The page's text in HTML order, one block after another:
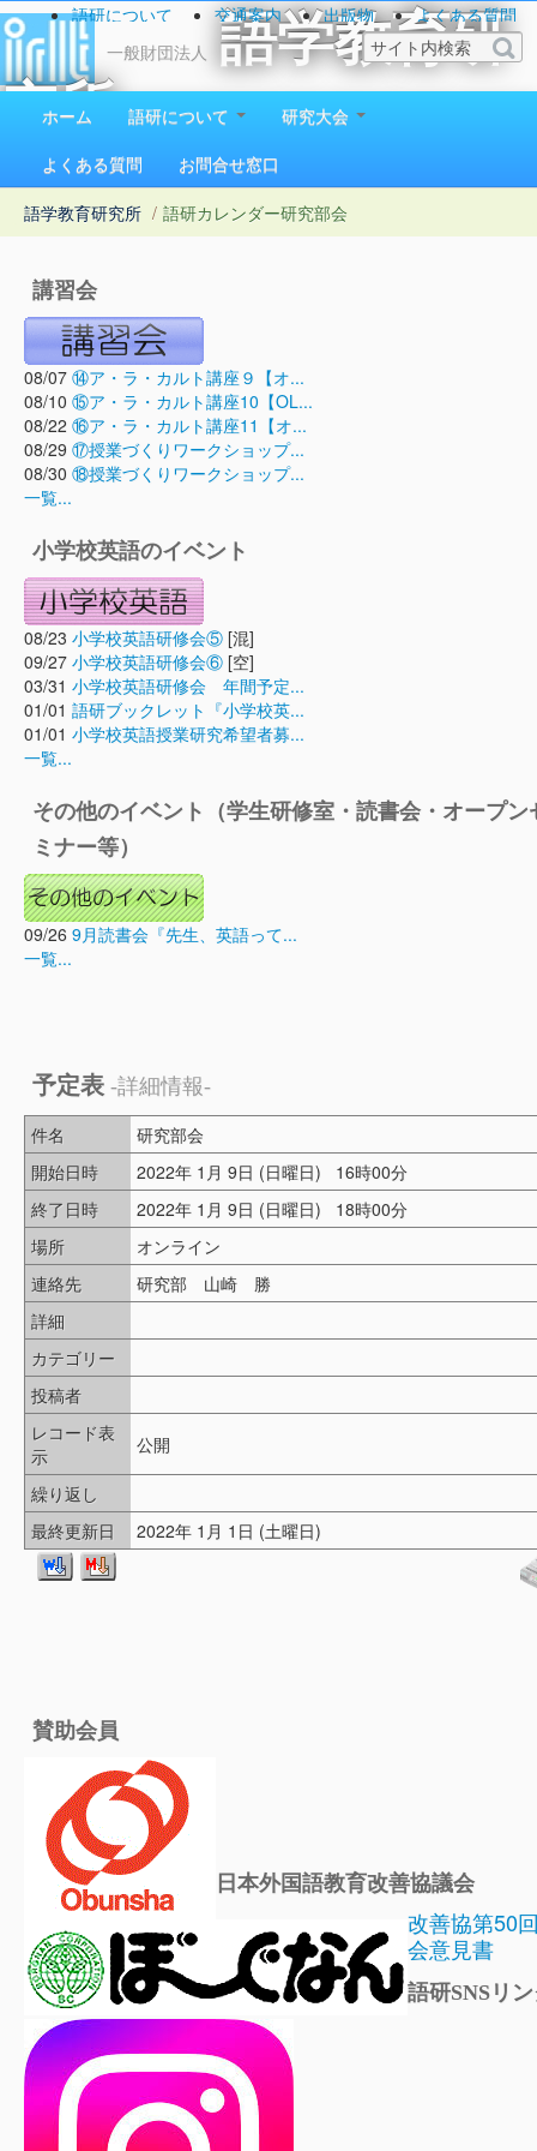
一般財団法人
語学教育研
究所
1923（大正12）年創立
語研について 交通案内 出版物
よくある質問
お問い合わせ
ホーム 語研について
研究大会
よくある質問
お問合せ窓口
語学教育研究所 / 語研カレンダー研究部会
講習会
08/07 ⑭ア・ラ・カルト講座９【オ...
08/10 ⑮ア・ラ・カルト講座10【OL...
08/22 ⑯ア・ラ・カルト講座11【オ...
08/29 ⑰授業づくりワークショップ...
08/30 ⑱授業づくりワークショップ...
一覧...
小学校英語のイベント
08/23 小学校英語研修会⑤ [混]
09/27 小学校英語研修会⑥ [空]
03/31 小学校英語研修会 年間予定...
01/01 語研ブックレット『小学校英...
01/01 小学校英語授業研究希望者募...
一覧...
その他のイベント（学生研修室・読書会・オープン
ミナー等）
09/26 9月読書会『先生、英語って...
一覧...
予定表 -詳細情報-
件名
研究部会
開始日時
2022年 1月 9日 (日曜日) 16時00分
終了日時
2022年 1月 9日 (日曜日) 18時00分
場所
オンライン
連絡先
研究部 山崎 勝
詳細
カテゴリー
投稿者
レコード表
示
公開
繰り返し
最終更新日
2022年 1月 1日 (土曜日)
賛助会員
日本外国語教育改善協議会
改善協第50
会意見書
語研SNSリ